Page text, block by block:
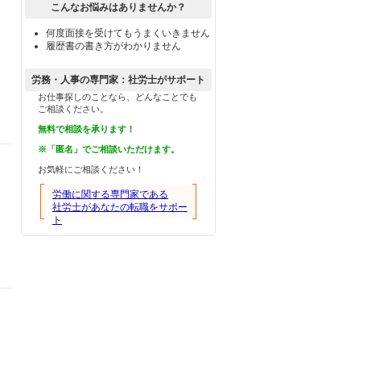
こんなお悩みはありませんか？
何度面接を受けてもうまくいきません
履歴書の書き方がわかりません
労務・人事の専門家：社労士がサポート
お仕事探しのことなら、どんなことでも
ご相談ください。
無料で相談を承ります！
※「匿名」でご相談いただけます。
お気軽にご相談ください！
労働に関する専門家である
社労士があなたの転職をサポー
ト